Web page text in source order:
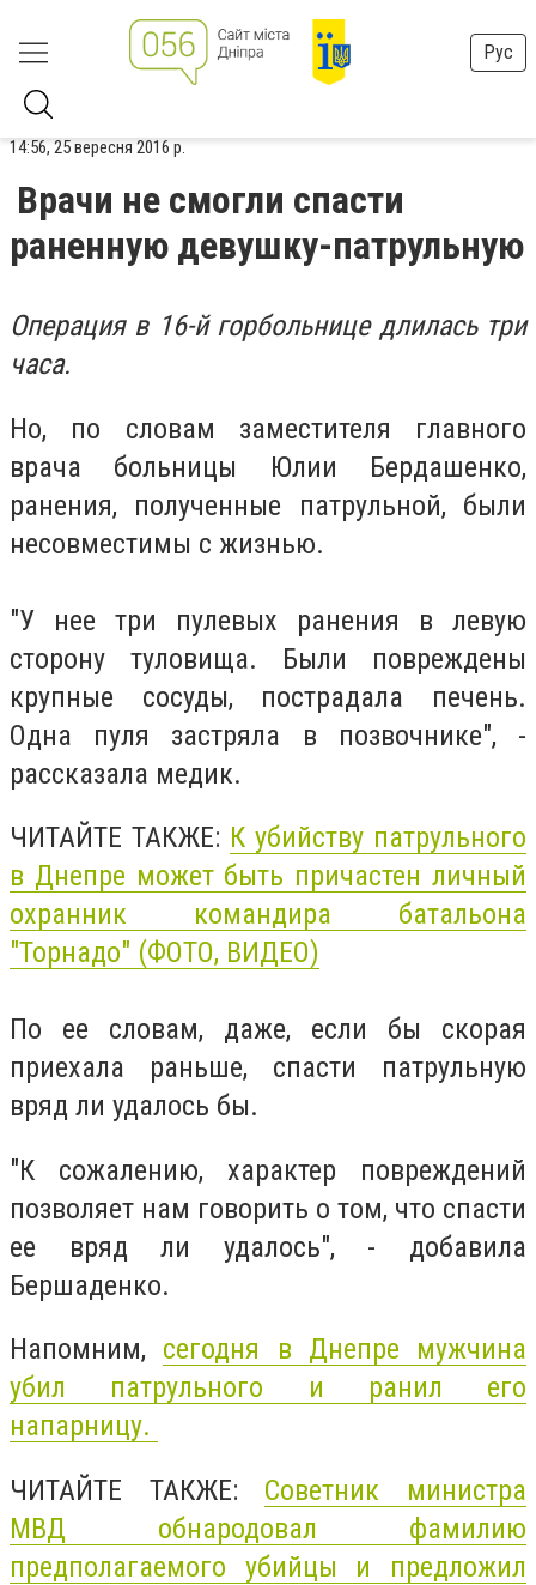
Рус
14:56, 25 вересня 2016 р.
Врачи не смогли спасти
раненную девушку-патрульную
Операция в 16-й горбольнице длилась три
часа.
Но, по словам заместителя главного
врача больницы Юлии Бердашенко,
ранения, полученные патрульной, были
несовместимы с жизнью.
"У нее три пулевых ранения в левую
сторону туловища. Были повреждены
крупные сосуды, пострадала печень.
Одна пуля застряла в позвочнике", -
рассказала медик.
ЧИТАЙТЕ ТАКЖЕ: К убийству патрульного
в Днепре может быть причастен личный
охранник командира батальона
"Торнадо" (ФОТО, ВИДЕО)
По ее словам, даже, если бы скорая
приехала раньше, спасти патрульную
вряд ли удалось бы.
"К сожалению, характер повреждений
позволяет нам говорить о том, что спасти
ее вряд ли удалось", - добавила
Бершаденко.
Напомним, сегодня в Днепре мужчина
убил патрульного и ранил его
напарницу.
ЧИТАЙТЕ ТАКЖЕ: Советник министра
МВД обнародовал фамилию
предполагаемого убийцы и предложил